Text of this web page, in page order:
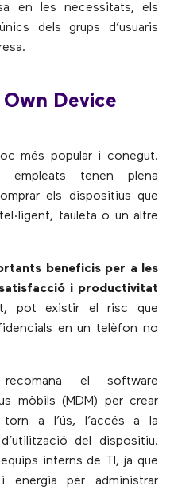
en les necessitats, els
dels grups d’usuaris
Own Device
més popular i conegut.
tenen plena
els dispositius que
tauleta o un altre
beneficis per a les
i productivitat
pot existir el risc que
en un telèfon no
el software
mòbils (MDM) per crear
a l’ús, l’accés a la
del dispositiu.
interns de TI, ja que
per administrar